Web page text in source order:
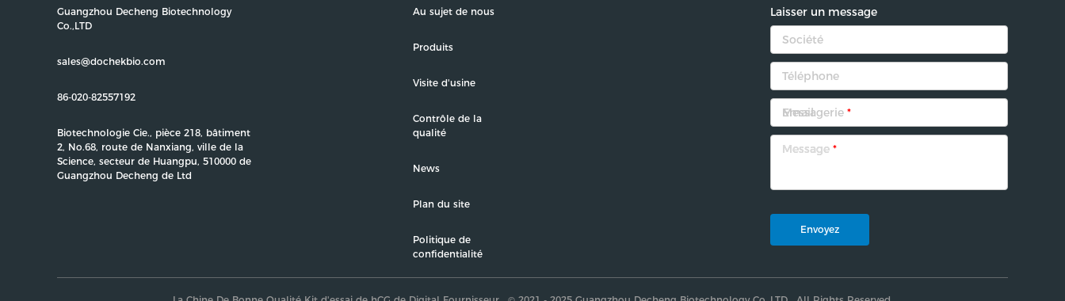
Guangzhou Decheng Biotechnology
Co.,LTD
sales@dochekbio.com
86-020-82557192
Biotechnologie Cie., pièce 218, bâtiment
2, No.68, route de Nanxiang, ville de la
Science, secteur de Huangpu, 510000 de
Guangzhou Decheng de Ltd
Au sujet de nous
Produits
Visite d'usine
Contrôle de la
qualité
News
Plan du site
Politique de
confidentialité
Laisser un message
Messagerie *
Message *
Envoyez